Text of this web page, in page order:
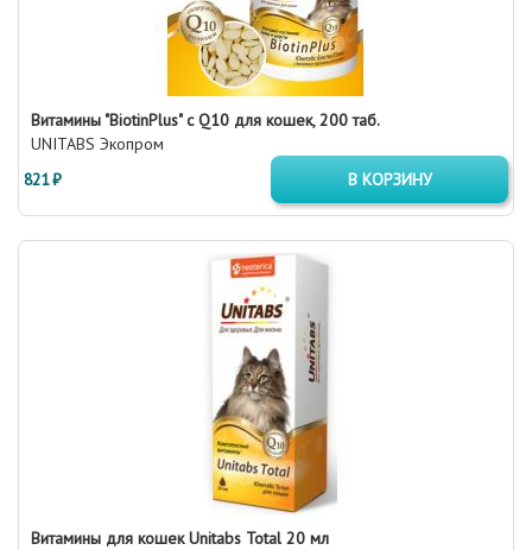
Витамины "BiotinPlus" с Q10 для кошек, 200 таб.
UNITABS Экопром
821 ₽
В КОРЗИНУ
Витамины для кошек Unitabs Total 20 мл